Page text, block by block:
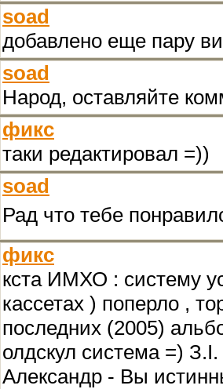
soad
добавлено еще пару
soad
Народ, оставляйте
фикс
таки редактировал =))
soad
Рад что тебе
фикс
кста ИМХО : систему
кассетах ) поперло ,
последних (2005)
олдскул система =)
Александр - Вы